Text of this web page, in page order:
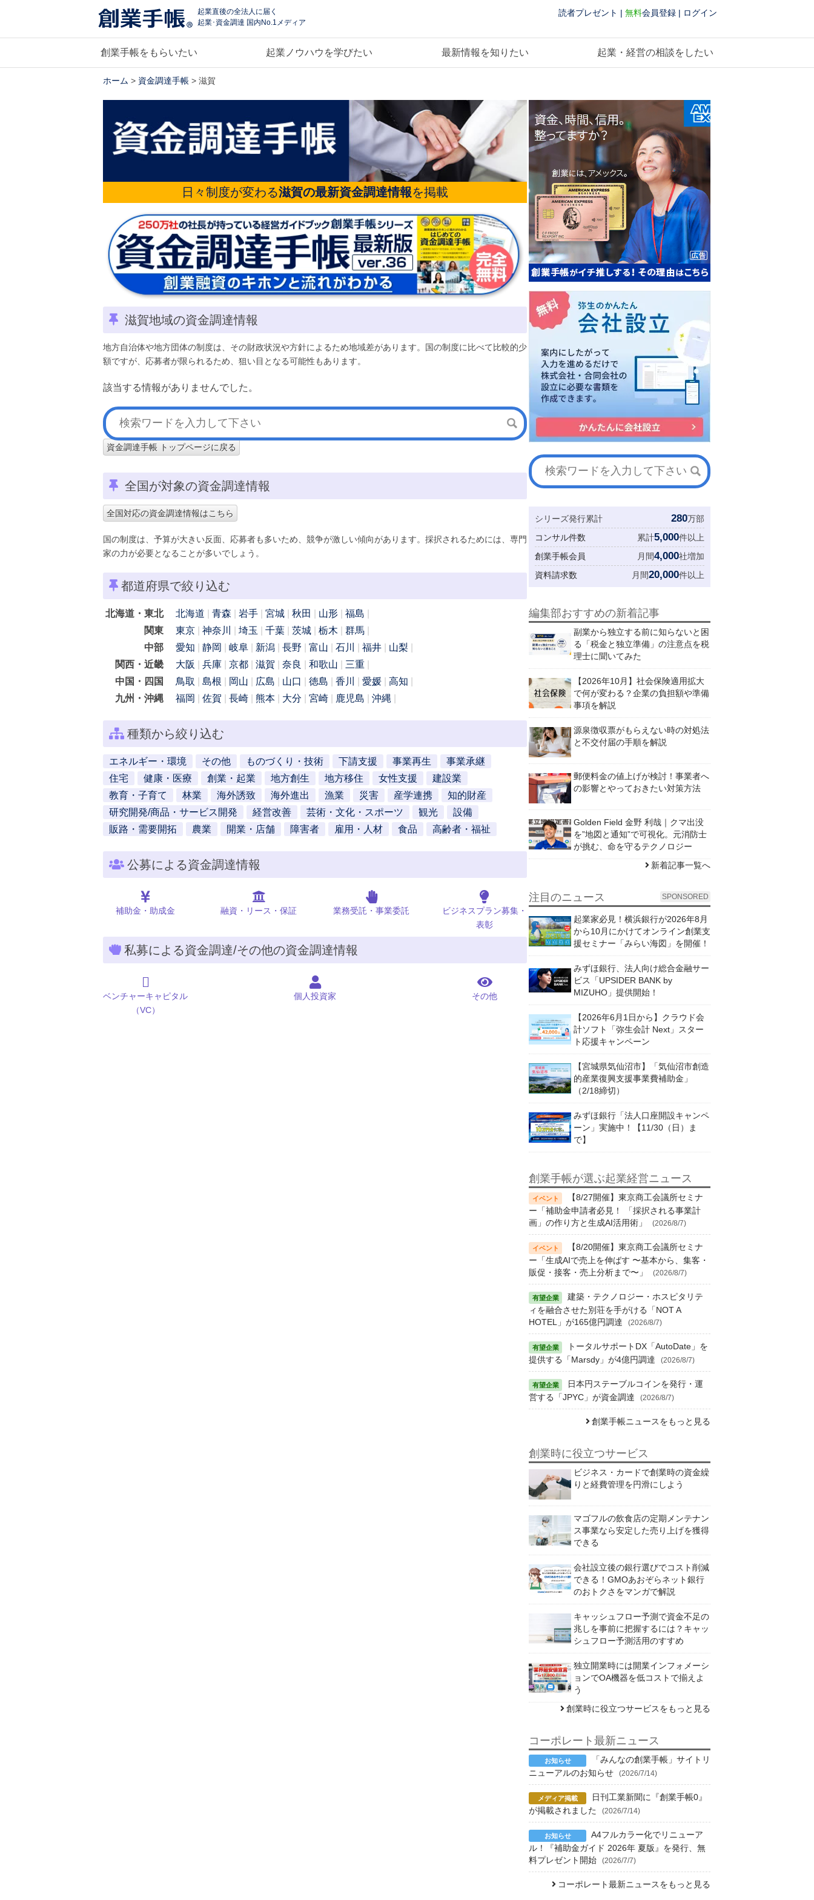
起業直後の全法人に届く
起業･資金調達 国内No.1メディア
読者プレゼント | 無料会員登録 | ログイン
創業手帳をもらいたい 起業ノウハウを学びたい 最新情報を知りたい 起業・経営の相談をしたい
ホーム > 資金調達手帳 > 滋賀
日々制度が変わる滋賀の最新資金調達情報を掲載
滋賀地域の資金調達情報
地方自治体や地方団体の制度は、その財政状況や方針によるため地域差があります。国の制度に比べて比較的少
額ですが、応募者が限られるため、狙い目となる可能性もあります。
該当する情報がありませんでした。
資金調達手帳 トップページに戻る
全国が対象の資金調達情報
全国対応の資金調達情報はこちら
国の制度は、予算が大きい反面、応募者も多いため、競争が激しい傾向があります。採択されるためには、専門
家の力が必要となることが多いでしょう。
都道府県で絞り込む
北海道・東北 北海道 青森 岩手 宮城 秋田 山形
福島
関東
東京 神奈川 埼玉 千葉 茨城 栃木
群馬
中部
愛知 静岡 岐阜 新潟 長野 富山 石川 福井
山梨
関西・近畿
大阪 兵庫 京都 滋賀 奈良 和歌山
三重
中国・四国
鳥取 島根 岡山 広島 山口 徳島 香川 愛媛
高知
九州・沖縄
福岡 佐賀 長崎 熊本 大分 宮崎 鹿児島 沖縄
種類から絞り込む
エネルギー・環境 その他 ものづくり・技術 下請支援 事業再生
事業承継
住宅
健康・医療 創業・起業 地方創生 地方移住 女性支援
建設業
教育・子育て
林業 海外誘致 海外進出 漁業 災害 産学連携
知的財産
研究開発/商品・サービス開発
経営改善 芸術・文化・スポーツ 観光
設備
販路・需要開拓
農業 開業・店舗 障害者 雇用・人材 食品 高齢者・福祉
公募による資金調達情報
補助金・助成金 融資・リース・保証 業務受託・事業委託
ビジネスプラン募集・
表彰
私募による資金調達/その他の資金調達情報
ベンチャーキャピタル
（VC）
個人投資家 その他
シリーズ発行累計 280万部
コンサル件数
累計5,000件以上
創業手帳会員
月間4,000社増加
資料請求数
月間20,000件以上
編集部おすすめの新着記事
副業から独立する前に知らないと困
る「税金と独立準備」の注意点を税
理士に聞いてみた
【2026年10月】社会保険適用拡大
で何が変わる？企業の負担額や準備
事項を解説
源泉徴収票がもらえない時の対処法
と不交付届の手順を解説
郵便料金の値上げが検討！事業者へ
の影響とやっておきたい対策方法
Golden Field 金野 利哉｜クマ出没
を”地図と通知”で可視化。元消防士
が挑む、命を守るテクノロジー
新着記事一覧へ
注目のニュース SPONSORED
起業家必見！横浜銀行が2026年8月
から10月にかけてオンライン創業支
援セミナー「みらい海図」を開催！
みずほ銀行、法人向け総合金融サー
ビス「UPSIDER BANK by
MIZUHO」提供開始！
【2026年6月1日から】クラウド会
計ソフト「弥生会計 Next」スター
ト応援キャンペーン
【宮城県気仙沼市】「気仙沼市創造
的産業復興支援事業費補助金」
（2/18締切）
みずほ銀行「法人口座開設キャンペ
ーン」実施中！【11/30（日）ま
で】
創業手帳が選ぶ起業経営ニュース
【8/27開催】東京商工会議所セミナ
ー「補助金申請者必見！ 「採択される事業計
画」の作り方と生成AI活用術」
(2026/8/7)
【8/20開催】東京商工会議所セミナ
ー「生成AIで売上を伸ばす 〜基本から、集客・
販促・接客・売上分析まで〜」
(2026/8/7)
建築・テクノロジー・ホスピタリテ
ィを融合させた別荘を手がける「NOT A
HOTEL」が165億円調達
(2026/8/7)
トータルサポートDX「AutoDate」を
提供する「Marsdy」が4億円調達
(2026/8/7)
日本円ステーブルコインを発行・運
営する「JPYC」が資金調達
(2026/8/7)
創業手帳ニュースをもっと見る
創業時に役立つサービス
ビジネス・カードで創業時の資金繰
りと経費管理を円滑にしよう
マゴフルの飲食店の定期メンテナン
ス事業なら安定した売り上げを獲得
できる
会社設立後の銀行選びでコスト削減
できる！GMOあおぞらネット銀行
のおトクさをマンガで解説
キャッシュフロー予測で資金不足の
兆しを事前に把握するには？キャッ
シュフロー予測活用のすすめ
独立開業時には開業インフォメーシ
ョンでOA機器を低コストで揃えよ
う
創業時に役立つサービスをもっと見る
コーポレート最新ニュース
「みんなの創業手帳」サイトリ
ニューアルのお知らせ
(2026/7/14)
日刊工業新聞に『創業手帳0』
が掲載されました
(2026/7/14)
A4フルカラー化でリニューア
ル！『補助金ガイド 2026年 夏版』を発行、無
料プレゼント開始
(2026/7/7)
コーポレート最新ニュースをもっと見る